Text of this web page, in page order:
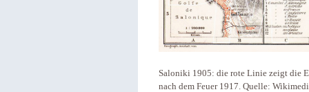
Saloniki 1905: die rote Linie zeigt die
nach dem Feuer 1917. Quelle: